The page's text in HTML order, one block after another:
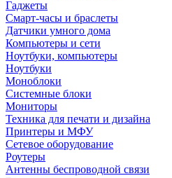
Гаджеты
Смарт-часы и браслеты
Датчики умного дома
Компьютеры и сети
Ноутбуки, компьютеры
Ноутбуки
Моноблоки
Системные блоки
Мониторы
Техника для печати и дизайна
Принтеры и МФУ
Сетевое оборудование
Роутеры
Антенны беспроводной связи